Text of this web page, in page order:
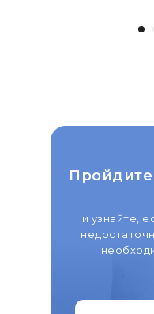
Пройдите
и узнайте,